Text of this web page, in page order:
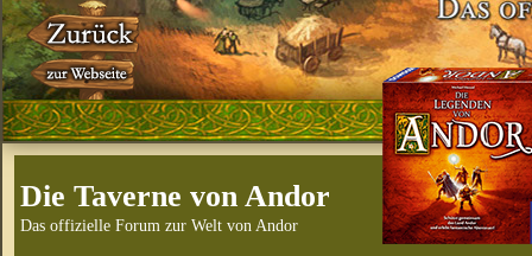
Die Taverne von Andor
Das offizielle Forum zur Welt von Andor